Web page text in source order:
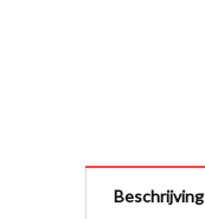
Beschrijving